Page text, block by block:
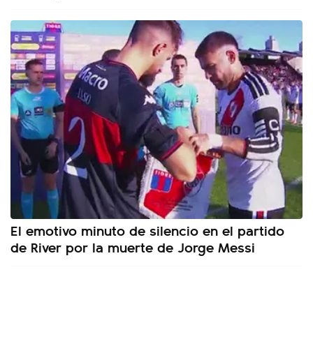
El emotivo minuto de silencio en el partido
de River por la muerte de Jorge Messi